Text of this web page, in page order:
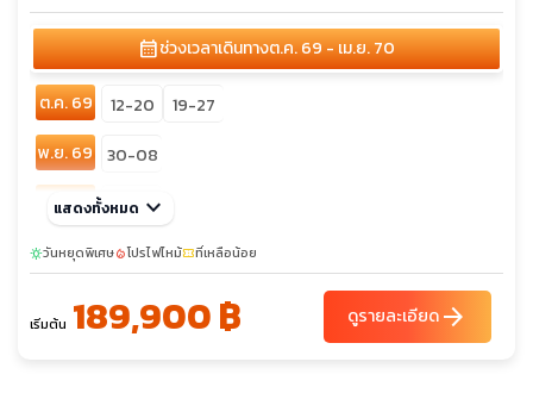
calendar_monthช่วงเวลาเดินทางต.ค. 69 - เม.ย. 70
ต.ค. 69 12-20
19-27
พ.ย. 69 30-08
ธ.ค. 69
28-05
ม.ค. 70
18-26
ก.พ. 70
15-23
แสดงทั้งหมด keyboard_arrow_down
sunnyวันหยุดพิเศษlocal_fire_departmentโปรไฟไหม้confirmation_numberที่เหลือน้อย
เริ่มต้น 189,900 ฿ ดูรายละเอียดarrow_forward